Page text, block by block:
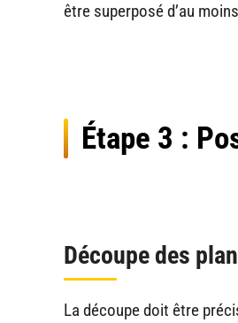
être superposé d’au
Étape 3 :
Découpe des
La découpe doit être